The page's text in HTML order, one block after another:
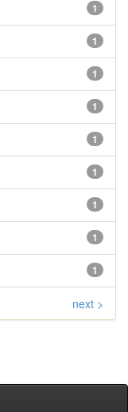
1
1
1
1
1
1
1
1
1
next >